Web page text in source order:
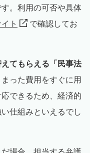
す。利用の可否や具体
ト
で確認してお
てもらえる「民事法
まった費用をすぐに用
できるため、経済的
仕組みといえるでし